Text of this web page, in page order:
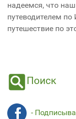
надеемся, что
путеводителем
путешествие по
Поиск
-